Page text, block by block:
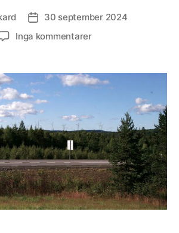
Inläggsdatum
30 september 2024
Inga kommentarertill
etablering
på
landsbygd